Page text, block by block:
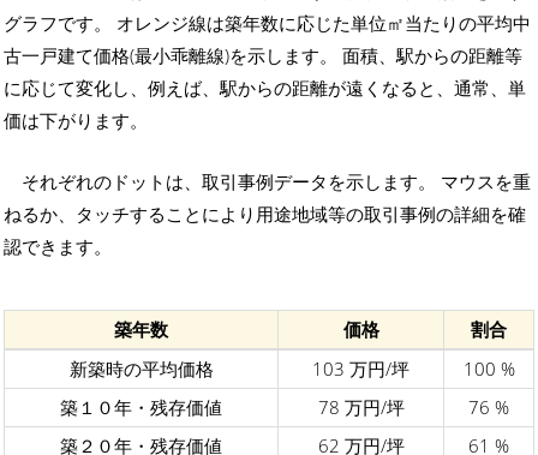
グラフです。 オレンジ線は築年数に応じた単位㎡当たりの平均中
古一戸建て価格(最小乖離線)を示します。 面積、駅からの距離等
に応じて変化し、例えば、駅からの距離が遠くなると、通常、単
価は下がります。
それぞれのドットは、取引事例データを示します。 マウスを重
ねるか、タッチすることにより用途地域等の取引事例の詳細を確
認できます。
築年数 価格
割合
新築時の平均価格
103 万円/坪
100 %
築１０年・残存価値
78 万円/坪
76 %
築２０年・残存価値
62 万円/坪
61 %